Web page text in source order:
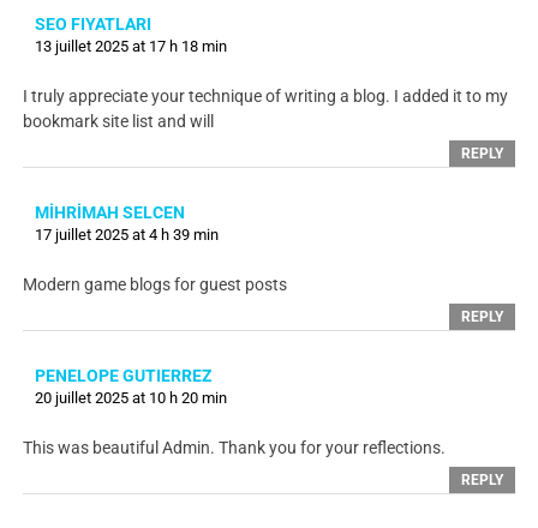
SEO FIYATLARI
13 juillet 2025 at 17 h 18 min
I truly appreciate your technique of writing a blog. I added it to my
bookmark site list and will
REPLY
MİHRİMAH SELCEN
17 juillet 2025 at 4 h 39 min
Modern game blogs for guest posts
REPLY
PENELOPE GUTIERREZ
20 juillet 2025 at 10 h 20 min
This was beautiful Admin. Thank you for your reflections.
REPLY